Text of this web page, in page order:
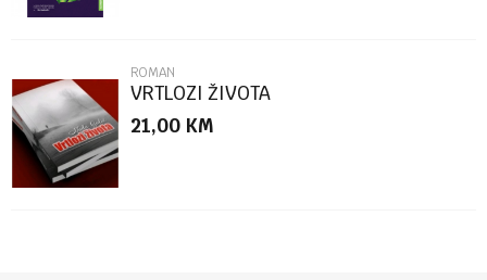
ROMAN
VRTLOZI ŽIVOTA
21,00 KM